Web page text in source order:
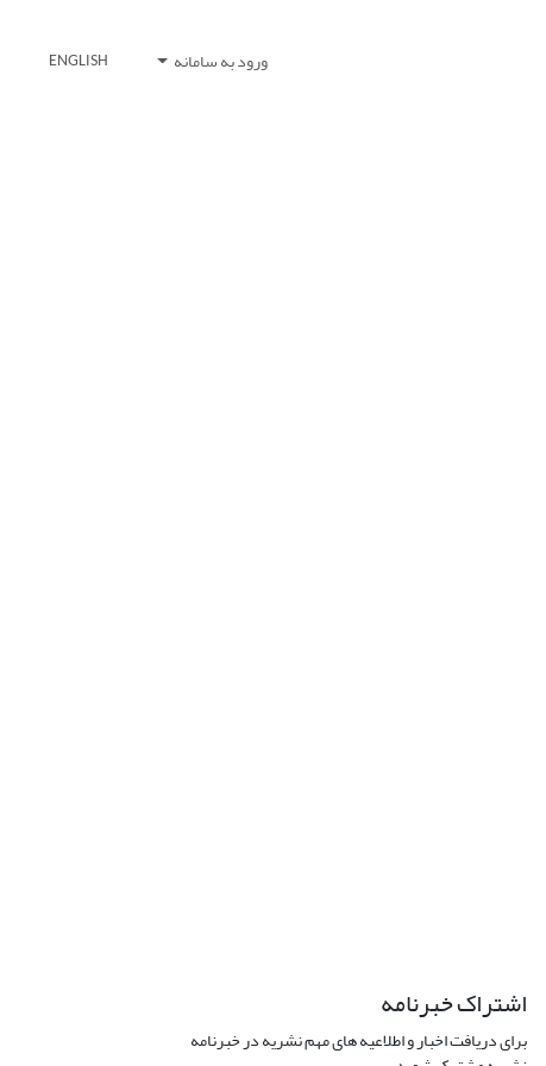
ورود به سامانه ENGLISH
اشتراک خبرنامه
برای دریافت اخبار و اطلاعیه های مهم نشریه در خبرنامه